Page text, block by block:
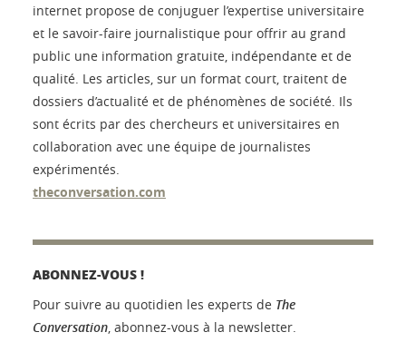
internet propose de conjuguer l’expertise universitaire
et le savoir-faire journalistique pour offrir au grand
public une information gratuite, indépendante et de
qualité. Les articles, sur un format court, traitent de
dossiers d’actualité et de phénomènes de société. Ils
sont écrits par des chercheurs et universitaires en
collaboration avec une équipe de journalistes
expérimentés.
theconversation.com
ABONNEZ-VOUS !
Pour suivre au quotidien les experts de The
Conversation , abonnez-vous à la newsletter.